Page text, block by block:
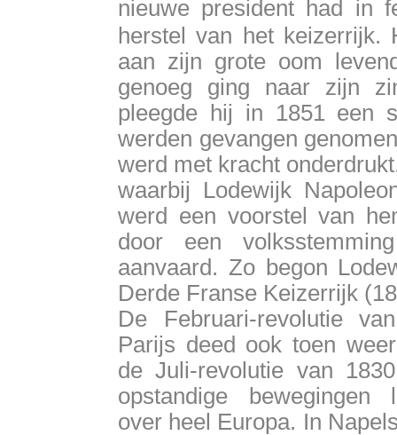
nieuwe president had
herstel van het
aan zijn grote oom
genoeg ging naar zijn
pleegde hij in 1851 een
werden gevangen
werd met kracht
waarbij Lodewijk
werd een voorstel van
door een
aanvaard. Zo begon
Derde Franse Keizerrijk
De Februari-revolutie
Parijs deed ook toen
de Juli-revolutie van
opstandige bewegingen
over heel Europa. In